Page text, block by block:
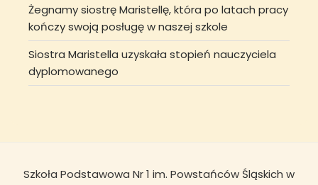
Żegnamy siostrę Maristellę, która po latach pracy
kończy swoją posługę w naszej szkole
Siostra Maristella uzyskała stopień nauczyciela
dyplomowanego
Szkoła Podstawowa Nr 1 im. Powstańców Śląskich w